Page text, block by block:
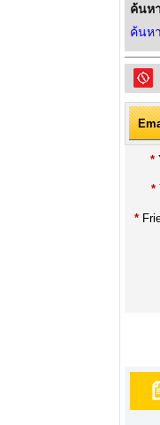
ค้นห
ค้นห
*
*
*